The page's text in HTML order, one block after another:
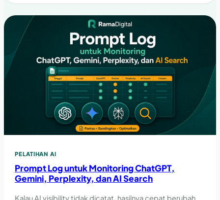
PELATIHAN AI
Prompt Log untuk Monitoring ChatGPT,
Gemini, Perplexity, dan AI Search
Kalau AI visibility tidak dicatat, hasilnya cepat berubah